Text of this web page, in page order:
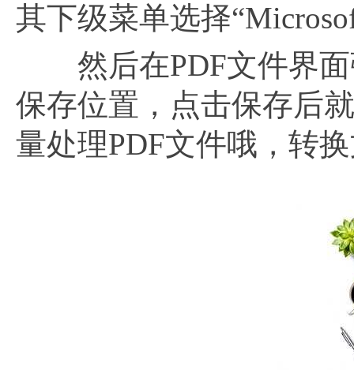
其下级菜单选择
然后在PDF文件界面
保存位置，点击保存后
量处理PDF文件哦，转